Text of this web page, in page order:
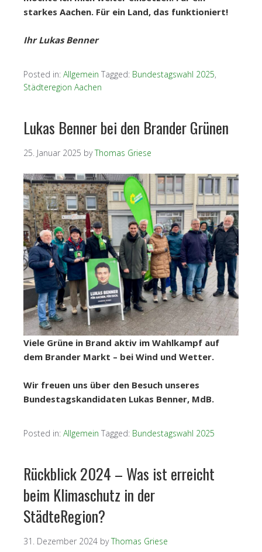
starkes Aachen. Für ein Land, das funktioniert!
Ihr Lukas Benner
Posted in: Allgemein Tagged: Bundestagswahl 2025,
Städteregion Aachen
Lukas Benner bei den Brander Grünen
25. Januar 2025 byThomas Griese
Viele Grüne in Brand aktiv im Wahlkampf auf
dem Brander Markt – bei Wind und Wetter.
Wir freuen uns über den Besuch unseres
Bundestagskandidaten Lukas Benner, MdB.
Posted in: Allgemein Tagged: Bundestagswahl 2025
Rückblick 2024 – Was ist erreicht
beim Klimaschutz in der
StädteRegion?
31. Dezember 2024 byThomas Griese